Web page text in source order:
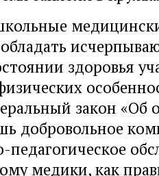
здоровья
закон «Об
добровольное
медики, как